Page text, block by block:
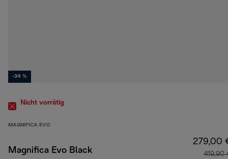
-34 %
Nicht vorrätig
MAGNIFICA EVO
Magnifica Evo Black
279,00
419,90